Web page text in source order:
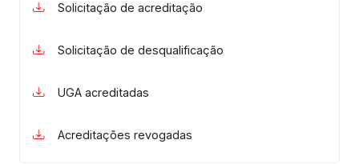
Solicitação de acreditação
Solicitação de desqualificação
UGA acreditadas
Acreditações revogadas